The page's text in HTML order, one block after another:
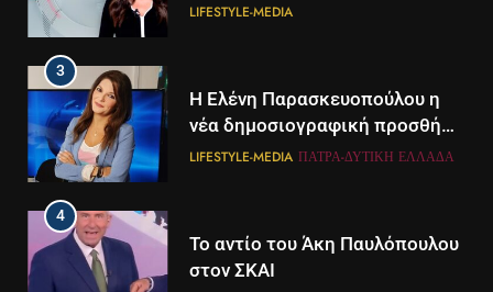
LIFESTYLE-MEDIA
3
Η Ελένη Παρασκευοπούλου η
νέα δημοσιογραφική προσθήκη
του ΣΚΑΪ στην Πάτρα
LIFESTYLE-MEDIA ΠΆΤΡΑ-ΔΥΤΙΚΉ ΕΛΛΆΔΑ
4
Το αντίο του Άκη Παυλόπουλου
στον ΣΚΑΙ